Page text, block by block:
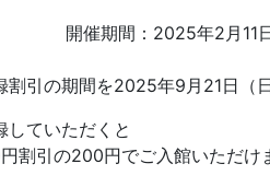
開催期間： 2025年2月11
引の期間を2025年9月21日（
していただくと
割引の200円でご入館いただけ